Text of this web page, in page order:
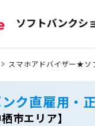
スマホアドバイザー★ソ
ク直雇用・
市エリア】